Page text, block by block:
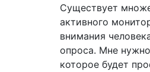
Существует
активного
внимания
опроса. Мне
которое будет